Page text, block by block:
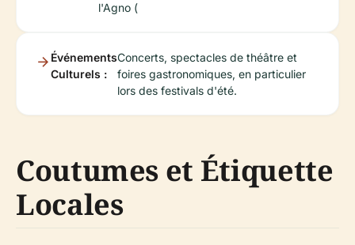
l'Agno (
Événements
Culturels :
Concerts, spectacles de théâtre et
foires gastronomiques, en particulier
lors des festivals d'été.
Coutumes et Étiquette
Locales